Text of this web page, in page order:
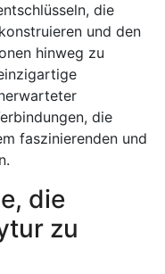
die
und den
hinweg zu
die
faszinierenden und
die
zu